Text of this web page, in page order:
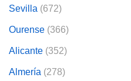
Sevilla (672)
Ourense (366)
Alicante (352)
Almería (278)